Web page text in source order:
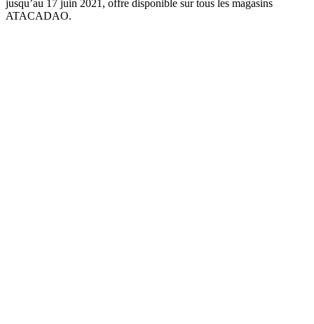
jusqu’au 17 juin 2021, offre disponible sur tous les magasins
ATACADAO.